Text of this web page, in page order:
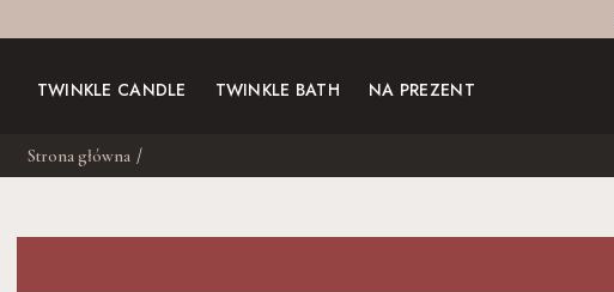
TWINKLE CANDLE TWINKLE BATH NA PREZENT
Strona główna